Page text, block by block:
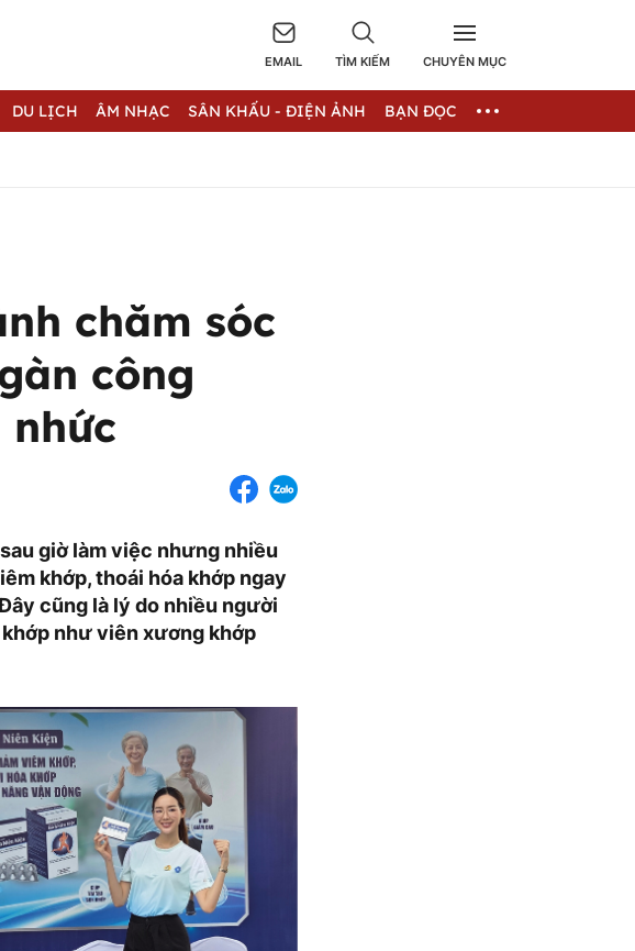
EMAIL TÌM KIẾM CHUYÊN MỤC
DU LỊCH ÂM NHẠC SÂN KHẤU - ĐIỆN ẢNH BẠN ĐỌC
chăm sóc
công
giờ làm việc nhưng nhiều
khớp, thoái hóa khớp ngay
cũng là lý do nhiều người
như viên xương khớp